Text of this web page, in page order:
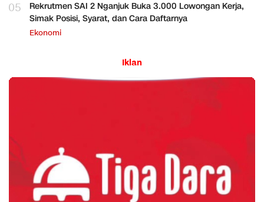
05
Rekrutmen SAI 2 Nganjuk Buka 3.000 Lowongan Kerja,
Simak Posisi, Syarat, dan Cara Daftarnya
Ekonomi
Iklan